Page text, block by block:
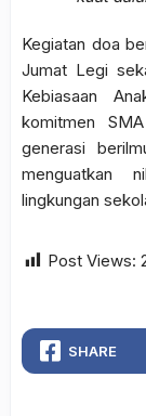
Kegiatan doa
Jumat Legi
Kebiasaan
komitmen
generasi
menguatkan
lingkungan
Post Views:
SHARE